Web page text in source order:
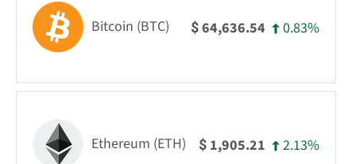
Bitcoin (BTC) $64,636.54 0.83%
Ethereum (ETH) $ 1,905.21 2.13%